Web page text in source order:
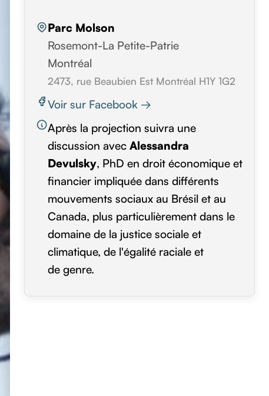
Parc Molson
Rosemont-La Petite-Patrie
Montréal
2473, rue Beaubien Est Montréal H1Y 1G2
Voir sur Facebook →
Après la projection suivra une
discussion avec Alessandra
Devulsky, PhD en droit économique et
financier impliquée dans différents
mouvements sociaux au Brésil et au
Canada, plus particulièrement dans le
domaine de la justice sociale et
climatique, de l'égalité raciale et
de genre.